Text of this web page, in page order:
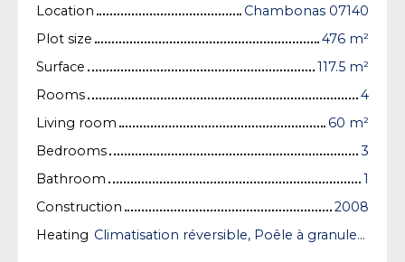
Location
Chambonas 07140
Plot size
476 m²
Surface
117.5 m²
Rooms
4
Living room
60 m²
Bedrooms
3
Bathroom
1
Construction
2008
Heating
Climatisation réversible, Poêle à granules/Individual